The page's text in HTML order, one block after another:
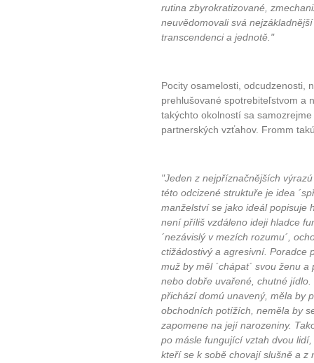
rutina zbyrokratizované,
neuvědomovali svá
transcendenci a jednotě."
Pocity osamelosti, odcudzenosti,
prehlušované spotrebiteľstvom a
takýchto okolností sa
partnerských vzťahov. Fromm
"Jeden z nejpříznačnějších
této odcizené struktuře je idea
manželství se jako ideál popisuje
není příliš vzdáleno ideji hladce
´nezávislý v mezích rozumu´,
ctižádostivý a agresivní. Poradce
muž by měl ´chápat´ svou ženu
nebo dobře uvařené, chutné
přichází domú unavený, měla by
obchodních potížích, neměla by
zapomene na její narozeniny.
po másle fungující vztah dvou
kteří se k sobě chovají slušně a z